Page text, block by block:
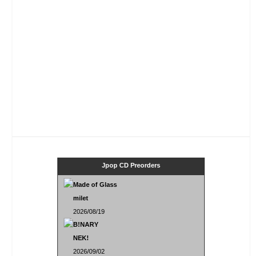
Jpop CD Preorders
Made of Glass
milet
2026/08/19
B!NARY
NEK!
2026/09/02